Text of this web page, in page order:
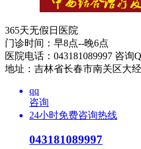
365天无假日医院
门诊时间：早8点--晚6点
医院电话：043181089997 咨询
地址：吉林省长春市南关区大
qq
咨询
24小时免费咨询热线
043181089997